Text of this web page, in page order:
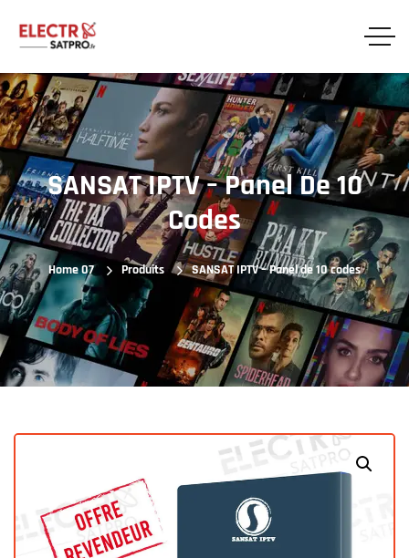
SANSAT IPTV – Panel De 10
Codes
Home 07 Produits SANSAT IPTV – Panel de 10 codes